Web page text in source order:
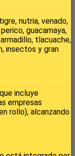
nutria, venado,
guacamaya,
tlacuache,
insectos y gran
incluye
empresas
rollo), alcanzando